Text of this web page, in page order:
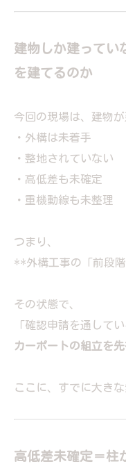
建物しか建ってい
を建てるのか
今回の現場は、建物
・外構は未着手
・整地されていない
・高低差も未確定
・重機動線も未整理
つまり、
**外構工事の「前段
その状態で、
「確認申請を通して
カーポートの組立を
ここに、すでに大きな
高低差未確定＝柱